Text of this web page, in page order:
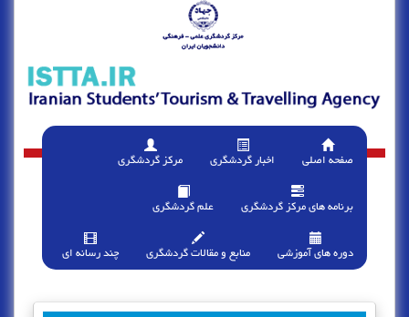
صفحه اصلی اخبار گردشگری مرکز گردشگری
برنامه های مرکز گردشگری علم گردشگری
دوره های آموزشی منابع و مقالات گردشگری چند رسانه ای